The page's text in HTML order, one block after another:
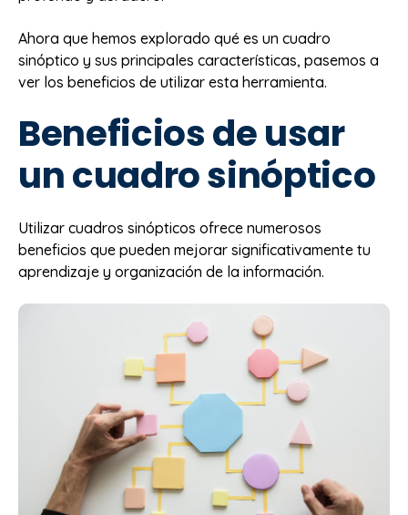
Ahora que hemos explorado qué es un cuadro
sinóptico y sus principales características, pasemos a
ver los beneficios de utilizar esta herramienta.
Beneficios de usar
un cuadro sinóptico
Utilizar cuadros sinópticos ofrece numerosos
beneficios que pueden mejorar significativamente tu
aprendizaje y organización de la información.